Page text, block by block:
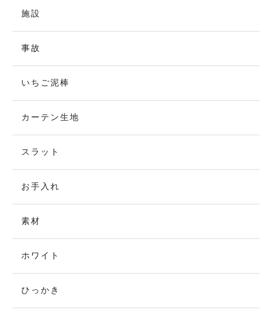
施設
事故
いちご泥棒
カーテン生地
スラット
お手入れ
素材
ホワイト
ひっかき